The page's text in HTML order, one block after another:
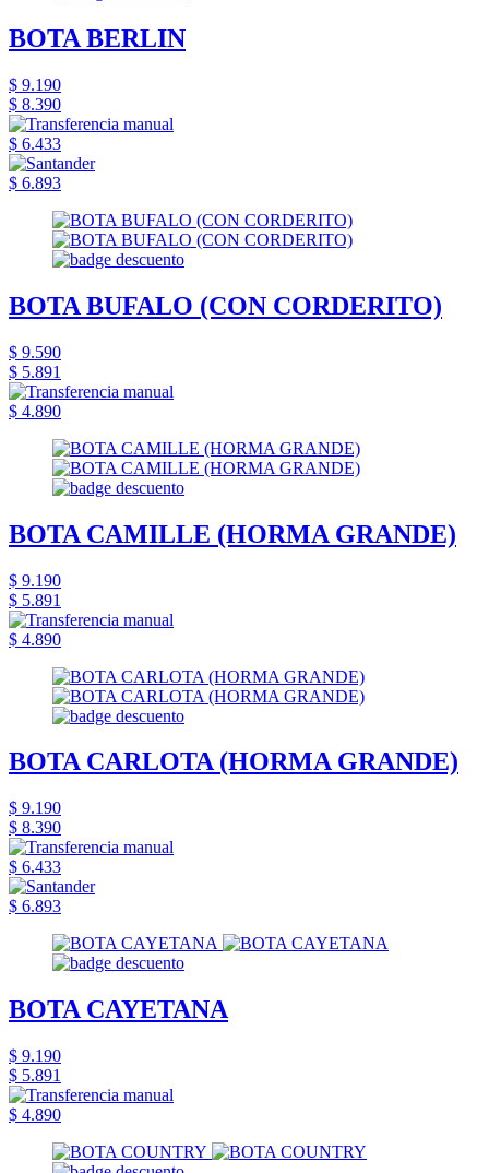
BOTA BERLIN
$ 9.190
$ 8.390
$ 6.433
$ 6.893
BOTA BUFALO (CON CORDERITO)
$ 9.590
$ 5.891
$ 4.890
BOTA CAMILLE (HORMA GRANDE)
$ 9.190
$ 5.891
$ 4.890
BOTA CARLOTA (HORMA GRANDE)
$ 9.190
$ 8.390
$ 6.433
$ 6.893
BOTA CAYETANA
$ 9.190
$ 5.891
$ 4.890